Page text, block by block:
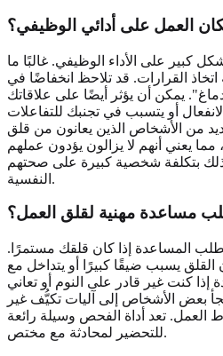
العمل على أدائي الوظيفي؟
كبير على الأداء الوظيفي. غالبًا ما
القرارات. قد تلاحظ انخفاضًا في
يمكن أن يؤثر أيضًا على علاقاتك
أو يتسبب في تجنبك للتفاعلات
من الأشخاص الذين يعانون من قلق
يعني أنهم لا يزالون يؤدون عملهم
بتكلفة شخصية كبيرة على صحتهم
النفسية.
مساعدة مهنية لقلق العمل؟
المساعدة إذا كان قلقك مستمرًا.
القلق يسبب ضيقًا كبيرًا أو يتداخل مع
إذا كنت غير قادر على النوم أو تعاني
بعض الأشخاص إلى آليات تكيُّف غير
تعد أداة الفحص وسيلة رائعة
للتحضير لمحادثة مع مختص.